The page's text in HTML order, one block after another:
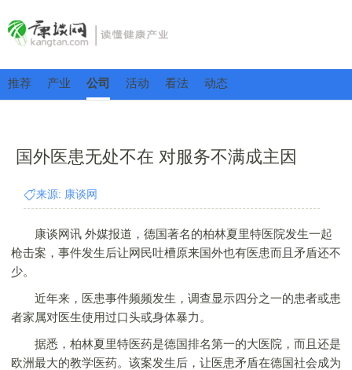
推荐 产业 公司 活动 看法 动态
国外医患无处不在 对服务不满成主因
来源: 康谈网
康谈网讯 外媒报道，德国著名的柏林夏里特医院发生一起
枪击案，事件发生后让网民吐槽原来国外也有医患而且矛盾还不
少。
近年来，医患事件频频发生，调查显示四分之一的患者或患
者家属对医生使用过口头或身体暴力。
据悉，柏林夏里特医药是德国排名第一的大医院，而且还是
欧洲最大的教学医药。该案发生后，让医患矛盾在德国社会成为